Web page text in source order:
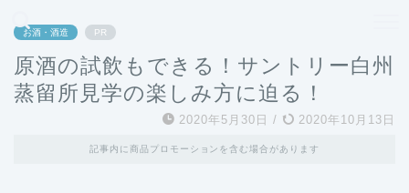
お酒・酒造 PR
原酒の試飲もできる！サントリー白州
蒸留所見学の楽しみ方に迫る！
2020年5月30日 / 2020年10月13日
記事内に商品プロモーションを含む場合があります